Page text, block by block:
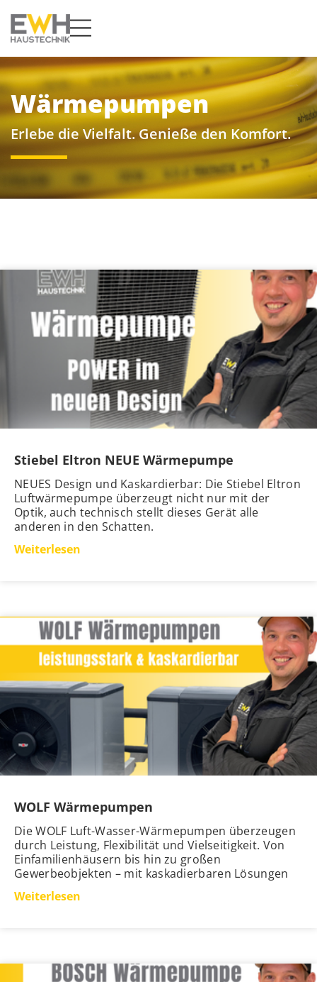
Wärmepumpen
Erlebe die Vielfalt. Genieße den Komfort.
Stiebel Eltron NEUE Wärmepumpe
NEUES Design und Kaskardierbar: Die Stiebel Eltron
Luftwärmepumpe überzeugt nicht nur mit der
Optik, auch technisch stellt dieses Gerät alle
anderen in den Schatten.
Weiterlesen
WOLF Wärmepumpen
Die WOLF Luft-Wasser-Wärmepumpen überzeugen
durch Leistung, Flexibilität und Vielseitigkeit. Von
Einfamilienhäusern bis hin zu großen
Gewerbeobjekten – mit kaskadierbaren Lösungen
Weiterlesen